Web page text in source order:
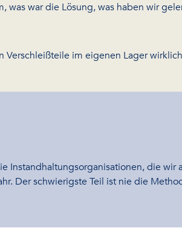
was war die Lösung, was haben wir
Verschleißteile im eigenen Lager
Instandhaltungsorganisationen, die wir
Der schwierigste Teil ist nie die